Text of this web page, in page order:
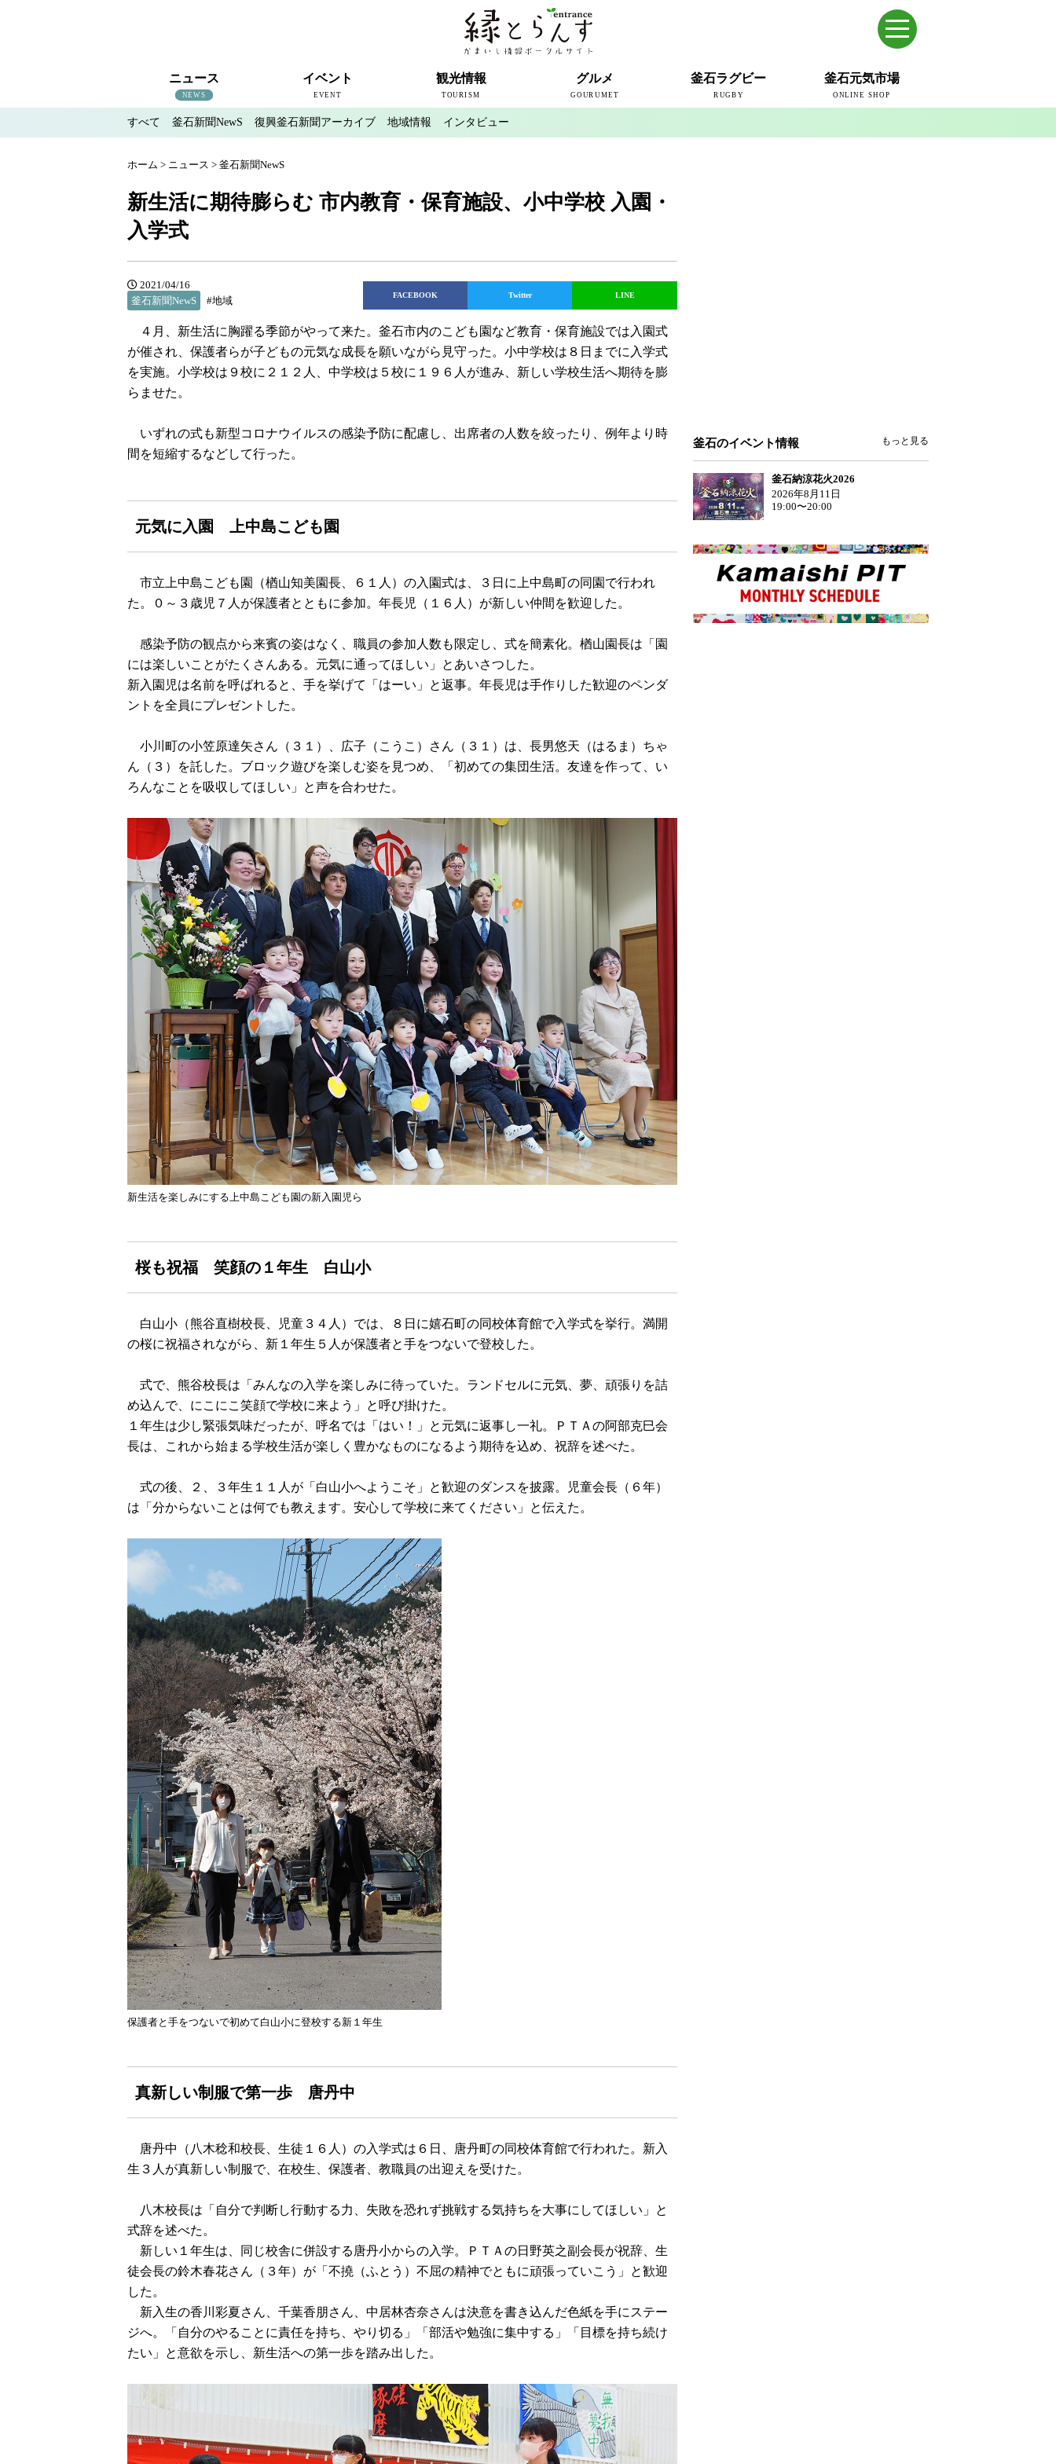
ニュース
NEWS
すべて
釜石新聞NewS
復興釜石新聞アーカイブ
地域情報
インタビュー
イベント
EVENT
釜石のイベント情報
観光情報
TOURISM
近代製鉄発祥の地
観光スポット
宿泊情報
釜石情報交流センター
魚河岸テラス
うのすまい・トモス
根浜シーサイド
SL銀河
三陸鉄道
グルメ
GOURUMET
釜石ラグビー
RUGBY
釜石元気市場
ONLINE SHOP
すべて 釜石新聞NewS 復興釜石新聞アーカイブ 地域情報 インタビュー
ホーム > ニュース > 釜石新聞NewS
新生活に期待膨らむ 市内教育・保育施設、小中学校 入園・
入学式
2021/04/16
釜石新聞NewS
#地域 FACEBOOK Twitter LINE
４月、新生活に胸躍る季節がやって来た。釜石市内のこども園など教育・保育施設では入園式
が催され、保護者らが子どもの元気な成長を願いながら見守った。小中学校は８日までに入学式
を実施。小学校は９校に２１２人、中学校は５校に１９６人が進み、新しい学校生活へ期待を膨
らませた。
いずれの式も新型コロナウイルスの感染予防に配慮し、出席者の人数を絞ったり、例年より時
間を短縮するなどして行った。
元気に入園 上中島こども園
市立上中島こども園（楢山知美園長、６１人）の入園式は、３日に上中島町の同園で行われ
た。０～３歳児７人が保護者とともに参加。年長児（１６人）が新しい仲間を歓迎した。
感染予防の観点から来賓の姿はなく、職員の参加人数も限定し、式を簡素化。楢山園長は「園
には楽しいことがたくさんある。元気に通ってほしい」とあいさつした。
新入園児は名前を呼ばれると、手を挙げて「はーい」と返事。年長児は手作りした歓迎のペンダ
ントを全員にプレゼントした。
小川町の小笠原達矢さん（３１）、広子（こうこ）さん（３１）は、長男悠天（はるま）ちゃ
ん（３）を託した。ブロック遊びを楽しむ姿を見つめ、「初めての集団生活。友達を作って、い
ろんなことを吸収してほしい」と声を合わせた。
新生活を楽しみにする上中島こども園の新入園児ら
桜も祝福 笑顔の１年生 白山小
白山小（熊谷直樹校長、児童３４人）では、８日に嬉石町の同校体育館で入学式を挙行。満開
の桜に祝福されながら、新１年生５人が保護者と手をつないで登校した。
式で、熊谷校長は「みんなの入学を楽しみに待っていた。ランドセルに元気、夢、頑張りを詰
め込んで、にこにこ笑顔で学校に来よう」と呼び掛けた。
１年生は少し緊張気味だったが、呼名では「はい！」と元気に返事し一礼。ＰＴＡの阿部克巳会
長は、これから始まる学校生活が楽しく豊かなものになるよう期待を込め、祝辞を述べた。
式の後、２、３年生１１人が「白山小へようこそ」と歓迎のダンスを披露。児童会長（６年）
は「分からないことは何でも教えます。安心して学校に来てください」と伝えた。
保護者と手をつないで初めて白山小に登校する新１年生
真新しい制服で第一歩 唐丹中
唐丹中（八木稔和校長、生徒１６人）の入学式は６日、唐丹町の同校体育館で行われた。新入
生３人が真新しい制服で、在校生、保護者、教職員の出迎えを受けた。
八木校長は「自分で判断し行動する力、失敗を恐れず挑戦する気持ちを大事にしてほしい」と
式辞を述べた。
新しい１年生は、同じ校舎に併設する唐丹小からの入学。ＰＴＡの日野英之副会長が祝辞、生
徒会長の鈴木春花さん（３年）が「不撓（ふとう）不屈の精神でともに頑張っていこう」と歓迎
した。
新入生の香川彩夏さん、千葉香朋さん、中居林杏奈さんは決意を書き込んだ色紙を手にステー
ジへ。「自分のやることに責任を持ち、やり切る」「部活や勉強に集中する」「目標を持ち続け
たい」と意欲を示し、新生活への第一歩を踏み出した。
釜石のイベント情報 もっと見る
釜石納涼花火2026
2026年8月11日
19:00〜20:00